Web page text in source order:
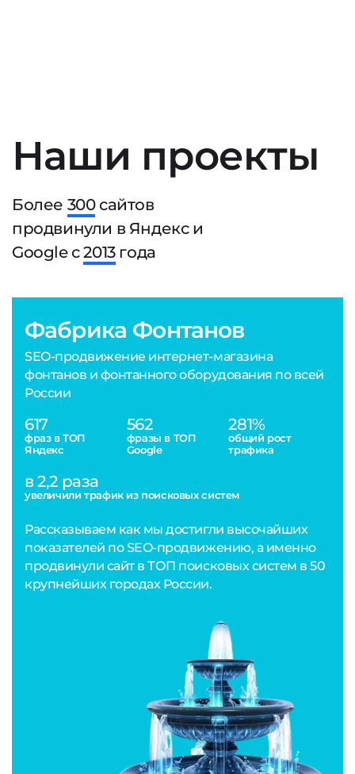
Наши проекты
Более 300сайтов
продвинули в Яндекс и
Google с2013года
Фабрика Фонтанов
SEO-продвижение интернет-магазина
фонтанов и фонтанного оборудования по всей
России
617
фраз в ТОП
Яндекс
562
фразы в ТОП
Google
281%
общий рост
трафика
в 2,2 раза
увеличили трафик из поисковых систем
Рассказываем как мы достигли высочайших
показателей по SEO-продвижению, а именно
продвинули сайт в ТОП поисковых систем в 50
крупнейших городах России.